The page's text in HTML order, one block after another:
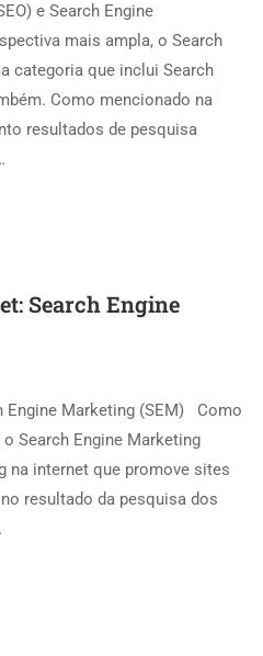
e Search Engine
mais ampla, o Search
categoria que inclui Search
Como mencionado na
resultados de pesquisa
Search Engine
Engine Marketing (SEM) Como
Search Engine Marketing
na internet que promove sites
resultado da pesquisa dos